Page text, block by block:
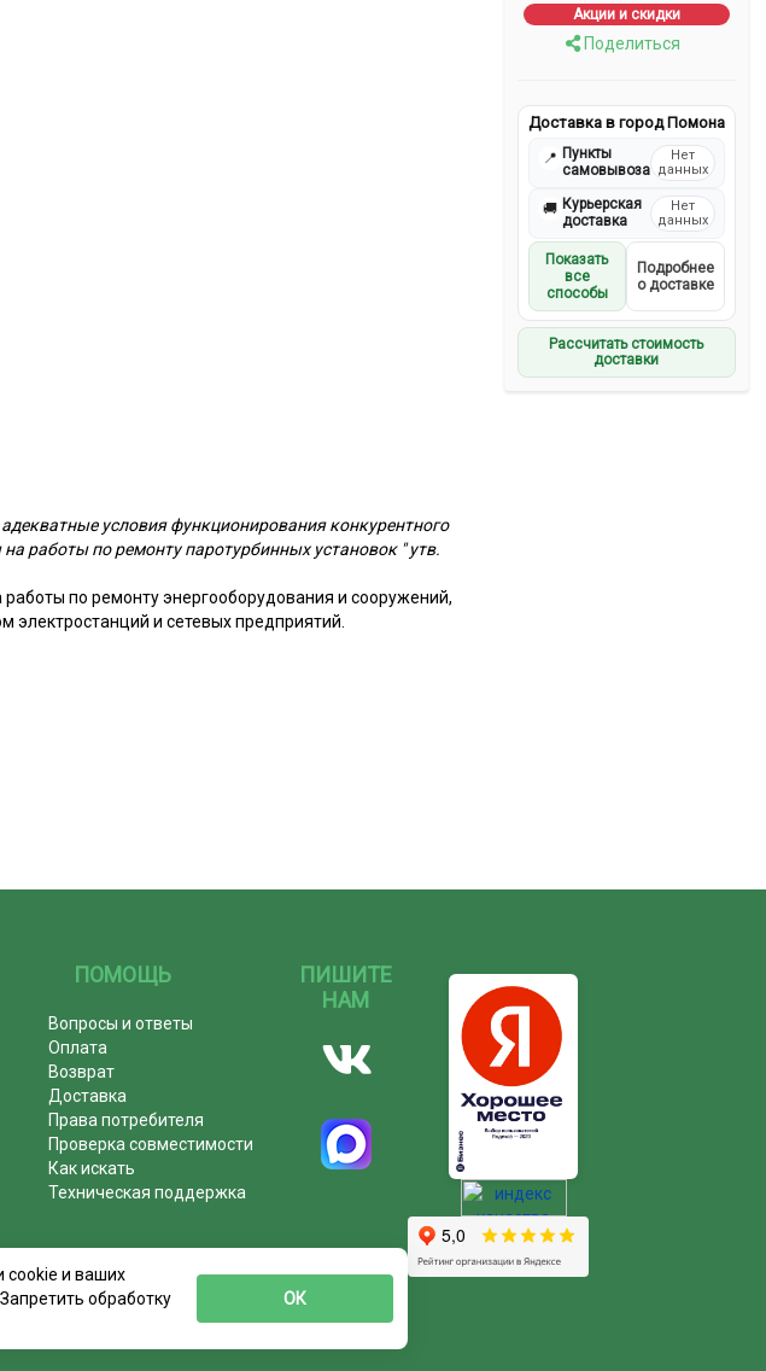
Акции и скидки
Поделиться
Доставка в город Помона
📍 Пункты
самовывоза
Нет
данных
🚚 Курьерская
доставка
Нет
данных
Показать
все
способы
Подробнее
о доставке
Рассчитать стоимость
доставки
условия функционирования конкурентного
работы по ремонту паротурбинных установок " утв.
по ремонту энергооборудования и сооружений,
и сетевых предприятий.
ПОМОЩЬ
Вопросы и ответы
Оплата
Возврат
Доставка
Права потребителя
Проверка совместимости
Как искать
Техническая поддержка
ПИШИТЕ
НАМ
cookie и ваших
обработку
ОК